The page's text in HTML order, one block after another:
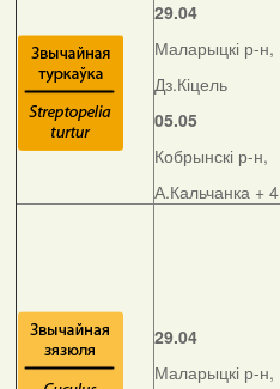
29.04
Маларыцкі р-н,
Дз.Кіцель
05.05
Кобрынскі р-н,
А.Кальчанка + 4
29.04
Маларыцкі р-н,